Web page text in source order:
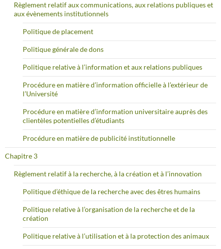
Règlement relatif aux communications, aux relations publiques et
aux évènements institutionnels
Politique de placement
Politique générale de dons
Politique relative à l’information et aux relations publiques
Procédure en matière d’information officielle à l’extérieur de
l’Université
Procédure en matière d’information universitaire auprès des
clientèles potentielles d’étudiants
Procédure en matière de publicité institutionnelle
Chapitre 3
Règlement relatif à la recherche, à la création et à l’innovation
Politique d’éthique de la recherche avec des êtres humains
Politique relative à l’organisation de la recherche et de la
création
Politique relative à l’utilisation et à la protection des animaux